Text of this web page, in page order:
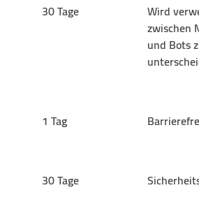
30 Tage
Wird
zwischen
und Bots
1 Tag
30 Tage